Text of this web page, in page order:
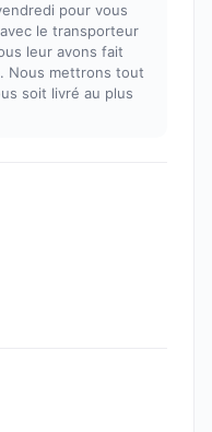
pour vous
le transporteur
leur avons fait
Nous mettrons tout
soit livré au plus